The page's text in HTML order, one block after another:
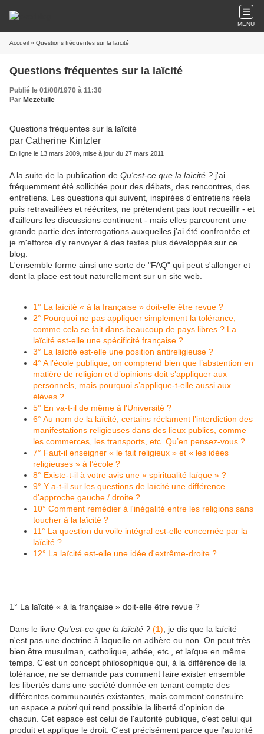
MENU
Accueil » Questions fréquentes sur la laïcité
Questions fréquentes sur la laïcité
Publié le 01/08/1970 à 11:30
Par Mezetulle
Questions fréquentes sur la laïcité
par Catherine Kintzler
En ligne le 13 mars 2009, mise à jour du 27 mars 2011
A la suite de la publication de Qu'est-ce que la laïcité ? j'ai
fréquemment été sollicitée pour des débats, des rencontres, des
entretiens. Les questions qui suivent, inspirées d'entretiens réels
puis retravaillées et réécrites, ne prétendent pas tout recueillir - et
d'ailleurs les discussions continuent - mais elles parcourent une
grande partie des interrogations auxquelles j'ai été confrontée et
je m'efforce d'y renvoyer à des textes plus développés sur ce
blog.
L'ensemble forme ainsi une sorte de "FAQ" qui peut s'allonger et
dont la place est tout naturellement sur un site web.
1° La laïcité « à la française » doit-elle être revue ?
2° Pourquoi ne pas appliquer simplement la tolérance,
comme cela se fait dans beaucoup de pays libres ? La
laïcité est-elle une spécificité française ?
3° La laïcité est-elle une position antireligieuse ?
4° A l’école publique, on comprend bien que l’abstention en
matière de religion et d’opinions doit s’appliquer aux
personnels, mais pourquoi s’applique-t-elle aussi aux
élèves ?
5° En va-t-il de même à l'Université ?
6° Au nom de la laïcité, certains réclament l’interdiction des
manifestations religieuses dans des lieux publics, comme
les commerces, les transports, etc. Qu’en pensez-vous ?
7° Faut-il enseigner « le fait religieux » et « les idées
religieuses » à l’école ?
8° Existe-t-il à votre avis une « spiritualité laïque » ?
9° Y a-t-il sur les questions de laïcité une différence
d'approche gauche / droite ?
10° Comment remédier à l'inégalité entre les religions sans
toucher à la laïcité ?
11° La question du voile intégral est-elle concernée par la
laïcité ?
12° La laïcité est-elle une idée d'extrême-droite ?
1° La laïcité « à la française » doit-elle être revue ?
Dans le livre Qu'est-ce que la laïcité ? (1) , je dis que la laïcité
n'est pas une doctrine à laquelle on adhère ou non. On peut très
bien être musulman, catholique, athée, etc., et laïque en même
temps. C'est un concept philosophique qui, à la différence de la
tolérance, ne se demande pas comment faire exister ensemble
les libertés dans une société donnée en tenant compte des
différentes communautés existantes, mais comment construire
un espace a prioriqui rend possible la liberté d'opinion de
chacun. Cet espace est celui de l'autorité publique, c'est celui qui
produit et applique le droit. C'est précisément parce que l'autorité